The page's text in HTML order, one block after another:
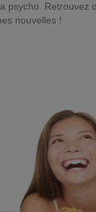
psycho. Retrouvez
nouvelles !